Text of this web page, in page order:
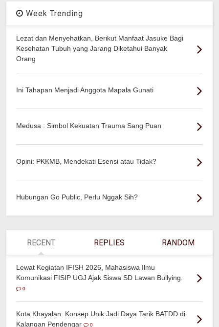
Week Trending
Lezat dan Menyehatkan, Berikut Manfaat Jasuke Bagi
Kesehatan Tubuh yang Jarang Diketahui Banyak
Orang
Ini Tahapan Menjadi Anggota Mapala Gunati
Medusa : Simbol Kekuatan Trauma Sang Puan
Opini: PKKMB, Mendekati Esensi atau Tidak?
Hubungan Go Public, Perlu Nggak Sih?
RECENT REPLIES RANDOM
Lewat Kegiatan IFISH 2026, Mahasiswa Ilmu
Komunikasi FISIP UGJ Ajak Siswa SD Lawan Bullying.
0
Kota Khayalan: Konsep Unik Jadi Daya Tarik BATDD di
Kalangan Pendengar
0